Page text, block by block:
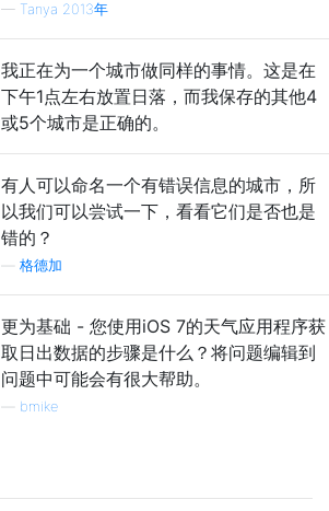
— Tanya 2013年
我正在为一个城市做同样的事情。这是在
下午1点左右放置日落，而我保存的其他4
或5个城市是正确的。
有人可以命名一个有错误信息的城市，所
以我们可以尝试一下，看看它们是否也是
错的？
格德加
更为基础 - 您使用iOS 7的天气应用程序获
取日出数据的步骤是什么？将问题编辑到
问题中可能会有很大帮助。
bmike